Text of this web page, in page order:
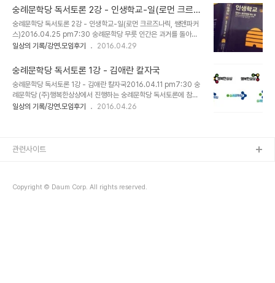
해 집에 들어와 운동복으로 갈아입고 다시 조깅을 하러 나올 일이 절대
없을 것이므로 아예 트레이닝복 차림으로 외출한다. 외근하며 모든 미
팅을 소화하고 사무실 들렀다 집으로 오는 길 운동장에서 그 10분을
채운다!!! 삼일차니까 일일차보다는 좀 속도를 내본다. 한 오분 뛰면 폐
에서 쉰소리가 나온다. 7분쯤 지나면 뺨과 목이 가렵다. 혀끝, 입술도
듯해진다. 매일의 힘을..
숭례문학당 독서토론 2강 - 인생학교-일(로먼 크르즈
나릭, 쌤앤파커스)
숭례문학당 독서토론 2강 - 인생학교-일(로먼 크르즈나릭, 쌤앤파커
스)2016.04.25 pm7:30 숭례문학당 무릇 인간은 과거를 돌아봤
을 때, 거기에 남겨진 자신의 흔적을 보고 싶어 한다. 이 책에서 딱 한
리했었다. 경험과 이력을 나열하면서 지금까지 이어진 스토리를 만들
고 있었다. 쓸데 없는 경험 없다는 말은 어쩌면 기회비용에 대한 위안
이자 본능일 수도 있겠다 싶었다. 이번 책의 발제를 받았는데 자연스럽
게 과거의 일을 정리하는 하게 되었고 흥미롭게 정리해나갈 수 있었다.
독서토론 후기는 발제에 대한 답을 하는 것으로 정리될듯 하다. 일의
일상의 기록/강연.모임후기 2016.04.29
숭례문학당 독서토론 1강 - 김애란 칼자국
숭례문학당 독서토론 1강 - 김애란 칼자국2016.04.11 pm7:30 숭
례문학당 (주)행복한상상에서 진행하는 숭례문학당 독서토론에 참가
한다. 작년에 신청만 해뒀다가 일정이 계속 안맞았는데 이제서야 참여
그레이드 된 성장 모임으로 기획해 보고 싶던 차에 발견한 강좌였다.
다. ■ 수강 대상 재미있는 독서..
일상의 기록/강연.모임후기 2016.04.26
Copyright © Daum Corp. All rights reserved.
관련사이트